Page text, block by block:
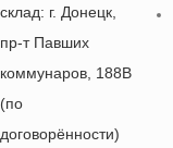
склад: г. Донецк,
пр-т Павших
коммунаров, 188В
(по
договорённости)